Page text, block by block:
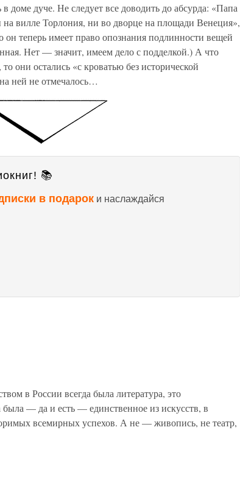
доме дуче. Не следует все доводить до абсурда: «Папа
на вилле Торлония, ни во дворце на площади Венеция»,
теперь имеет право опознания подлинности вещей
Нет — значит, имеем дело с подделкой.) А что
они остались «с кроватью без исторической
ней не отмечалось…
📚
в подарок и наслаждайся
в России всегда была литература, это
— да и есть — единственное из искусств, в
всемирных успехов. А не — живопись, не театр,